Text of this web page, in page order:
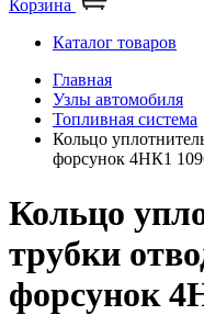
Корзина
Каталог товаров
Главная
Узлы автомобиля
Топливная система
Кольцо
форсунок 4НК1
Кольцо
трубки
форсунок